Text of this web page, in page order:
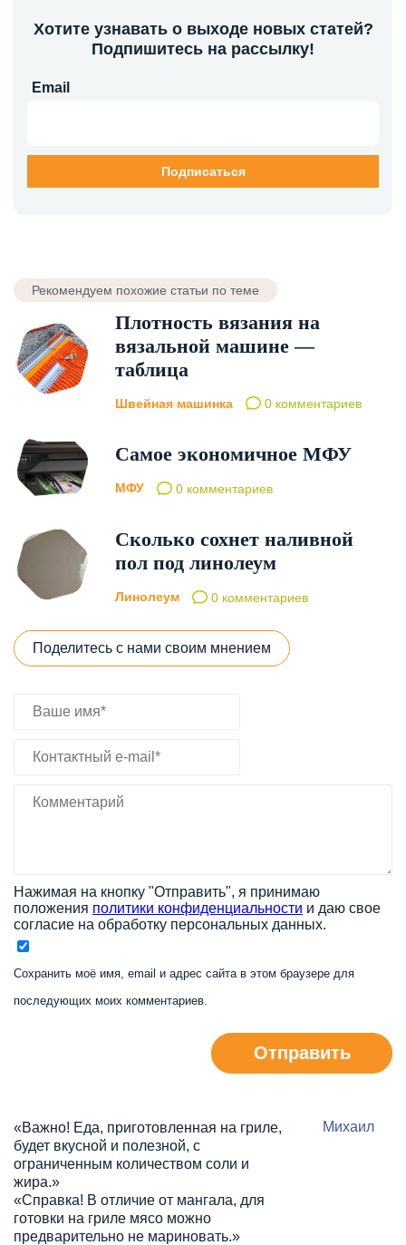
Хотите узнавать о выходе новых статей?
Подпишитесь на рассылку!
Email
Рекомендуем похожие статьи по теме
Плотность вязания на
вязальной машине —
таблица
Швейная машинка 0 комментариев
Самое экономичное МФУ
МФУ 0 комментариев
Сколько сохнет наливной
пол под линолеум
Линолеум 0 комментариев
Поделитесь с нами своим мнением
Нажимая на кнопку "Отправить", я принимаю
положения политики конфиденциальности и даю свое
согласие на обработку персональных данных.
Сохранить моё имя, email и адрес сайта в этом браузере для
последующих моих комментариев.
Отправить
«Важно! Еда, приготовленная на гриле,
будет вкусной и полезной, с
ограниченным количеством соли и
жира.»
«Справка! В отличие от мангала, для
готовки на гриле мясо можно
предварительно не мариновать.»
Михаил